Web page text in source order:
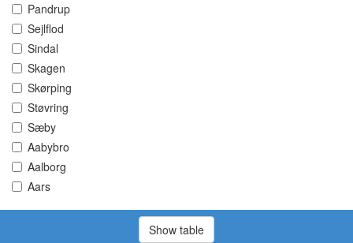
Pandrup
Sejlflod
Sindal
Skagen
Skørping
Støvring
Sæby
Aabybro
Aalborg
Aars
Show table